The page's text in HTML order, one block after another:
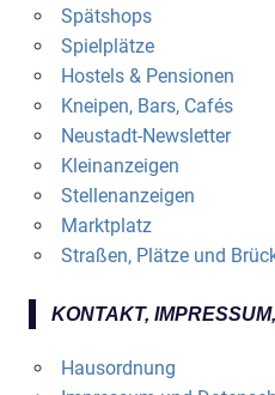
Spätshops
Spielplätze
Hostels & Pensionen
Kneipen, Bars, Cafés
Neustadt-Newsletter
Kleinanzeigen
Stellenanzeigen
Marktplatz
Straßen, Plätze und
KONTAKT,
Hausordnung